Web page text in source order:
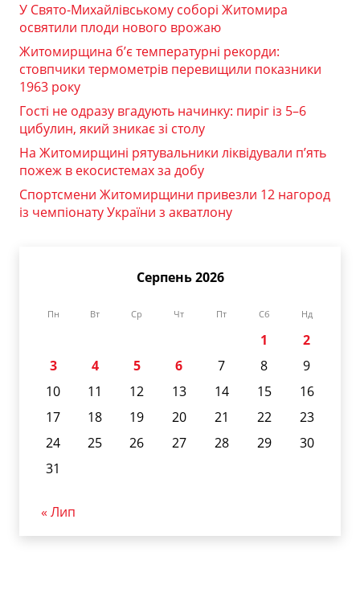
У Свято-Михайлівському соборі Житомира
освятили плоди нового врожаю
Житомирщина б’є температурні рекорди:
стовпчики термометрів перевищили показники
1963 року
Гості не одразу вгадують начинку: пиріг із 5–6
цибулин, який зникає зі столу
На Житомирщині рятувальники ліквідували п’ять
пожеж в екосистемах за добу
Спортсмени Житомирщини привезли 12 нагород
із чемпіонату України з акватлону
Серпень 2026
Пн Вт Ср Чт Пт Сб Нд
1
2
3
4 5 6 7 8
9
10
11 12 13 14 15
16
17
18 19 20 21 22
23
24
25 26 27 28 29
30
31
« Лип